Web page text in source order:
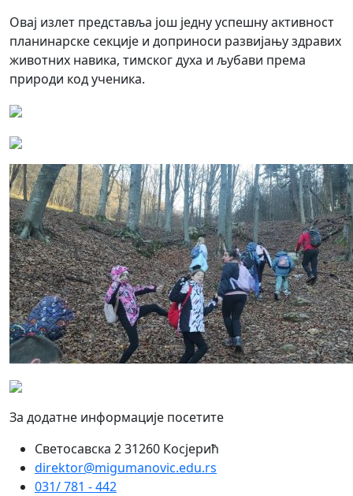
Овај излет представља још једну успешну активност
планинарске секције и доприноси развијању здравих
животних навика, тимског духа и љубави према
природи код ученика.
За додатне информације посетите
Светосавска 2 31260 Косјерић
direktor@migumanovic.edu.rs
031/ 781 - 442